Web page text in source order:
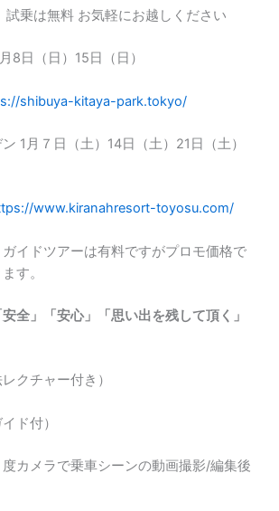
試乗は無料 お気軽にお越しください
8日（日）15日（日）
shibuya-kitaya-park.tokyo/
1月７日（土）14日（土）21日（土）
www.kiranahresort-toyosu.com/
イドツアーは有料ですがプロモ価格で
す。
全」「安心」「思い出を残して頂く」
クチャー付き）
ド付）
カメラで乗車シーンの動画撮影/編集後